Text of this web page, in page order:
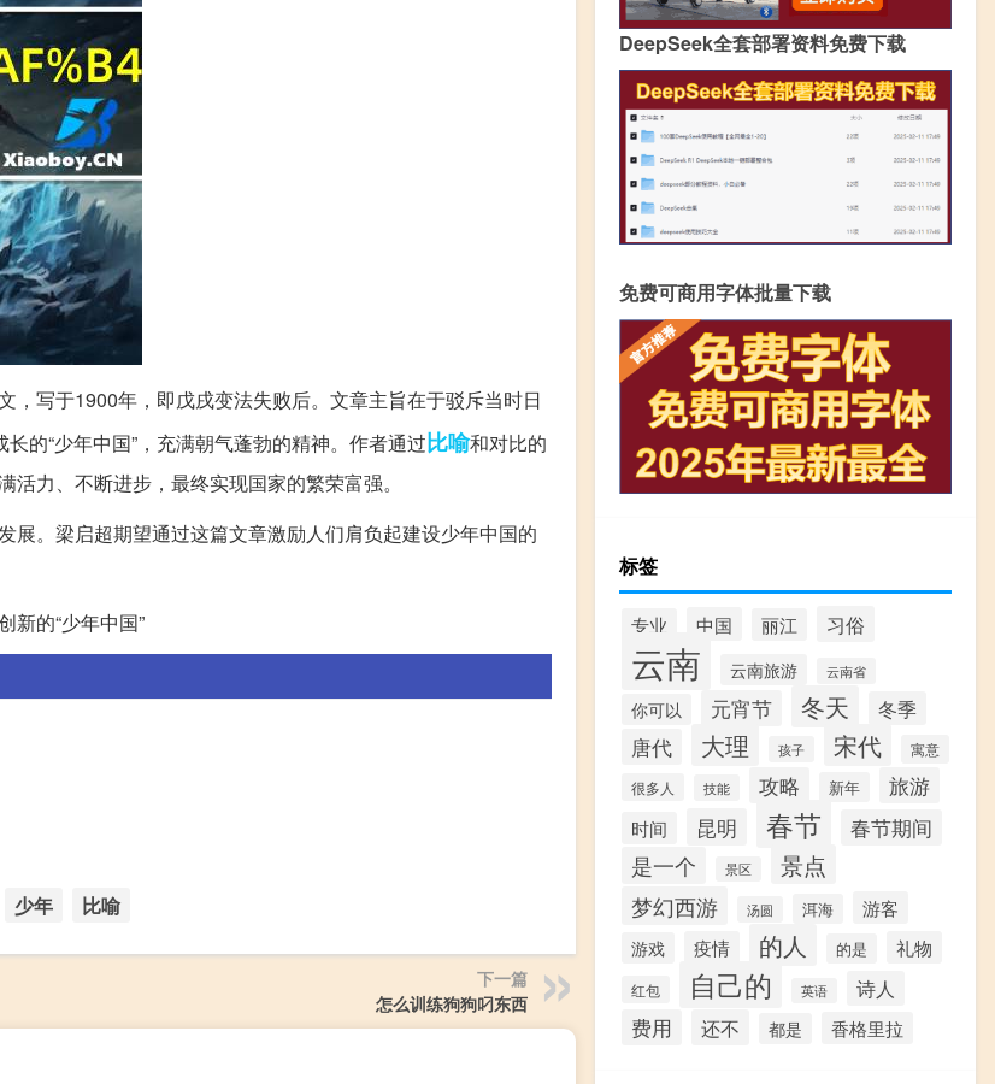
写于1900年，即戊戌变法失败后。文章主旨在于驳斥当时日
的“少年中国”，充满朝气蓬勃的精神。作者通过比喻和对比的
力、不断进步，最终实现国家的繁荣富强。
。梁启超期望通过这篇文章激励人们肩负起建设少年中国的
新的“少年中国”
少年 比喻
下一篇
怎么训练狗狗叼东西
DeepSeek全套部署资料免费下载
免费可商用字体批量下载
标签
专业 中国 丽江 习俗
云南 云南旅游 云南省
你可以 元宵节 冬天 冬季
唐代 大理 孩子 宋代 寓意
很多人 技能 攻略 新年 旅游
时间 昆明 春节 春节期间
是一个 景区 景点
梦幻西游 汤圆 洱海 游客
游戏 疫情 的人 的是 礼物
红包 自己的 英语 诗人
费用 还不 都是 香格里拉